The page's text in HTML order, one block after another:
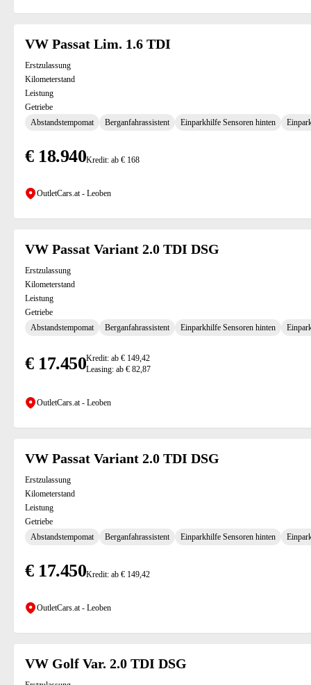
VW Passat Lim. 1.6 TDI
Erstzulassung
Kilometerstand
Leistung
Getriebe
Abstandstempomat
Berganfahrassistent Einparkhilfe Sensoren hinten
€ 18.940Kredit: ab € 168
OutletCars.at - Leoben
VW Passat Variant 2.0 TDI DSG
Erstzulassung
Kilometerstand
Leistung
Getriebe
Abstandstempomat
Berganfahrassistent Einparkhilfe Sensoren hinten
€ 17.450Kredit: ab € 149,42
Leasing: ab € 82,87
OutletCars.at - Leoben
VW Passat Variant 2.0 TDI DSG
Erstzulassung
Kilometerstand
Leistung
Getriebe
Abstandstempomat
Berganfahrassistent Einparkhilfe Sensoren hinten
€ 17.450Kredit: ab € 149,42
OutletCars.at - Leoben
VW Golf Var. 2.0 TDI DSG